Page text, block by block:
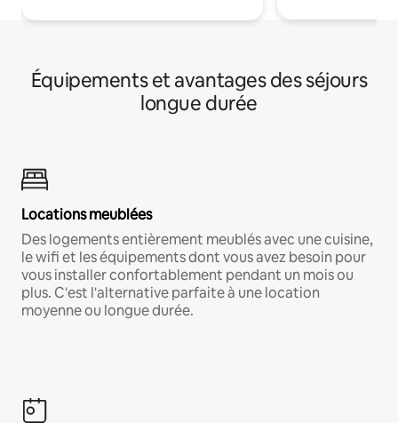
Équipements et avantages des séjours
longue durée
Locations meublées
Des logements entièrement meublés avec une cuisine,
le wifi et les équipements dont vous avez besoin pour
vous installer confortablement pendant un mois ou
plus. C'est l'alternative parfaite à une location
moyenne ou longue durée.